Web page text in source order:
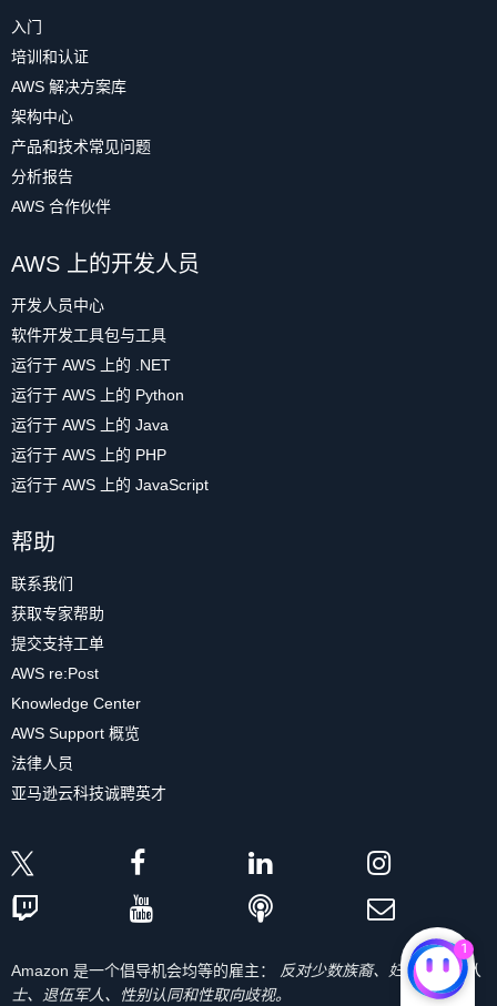
入门
培训和认证
AWS 解决方案库
架构中心
产品和技术常见问题
分析报告
AWS 合作伙伴
AWS 上的开发人员
开发人员中心
软件开发工具包与工具
运行于 AWS 上的 .NET
运行于 AWS 上的 Python
运行于 AWS 上的 Java
运行于 AWS 上的 PHP
运行于 AWS 上的 JavaScript
帮助
联系我们
获取专家帮助
提交支持工单
AWS re:Post
Knowledge Center
AWS Support 概览
法律人员
亚马逊云科技诚聘英才
Amazon 是一个倡导机会均等的雇主： 反对少数族裔、妇女、残疾人
士、退伍军人、性别认同和性取向歧视。
1